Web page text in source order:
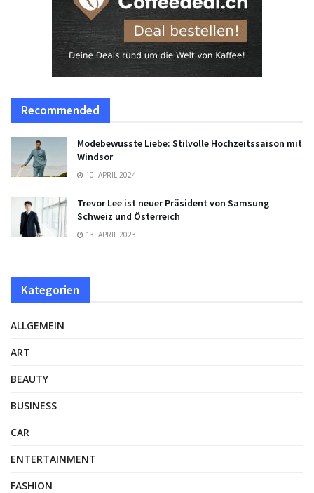
Recommended
Modebewusste Liebe: Stilvolle Hochzeitssaison mit
Windsor
10. APRIL 2024
Trevor Lee ist neuer Präsident von Samsung
Schweiz und Österreich
13. APRIL 2023
Kategorien
ALLGEMEIN
ART
BEAUTY
BUSINESS
CAR
ENTERTAINMENT
FASHION